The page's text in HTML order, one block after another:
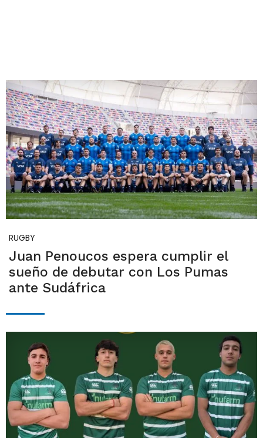
RUGBY
Juan Penoucos espera cumplir el
sueño de debutar con Los Pumas
ante Sudáfrica